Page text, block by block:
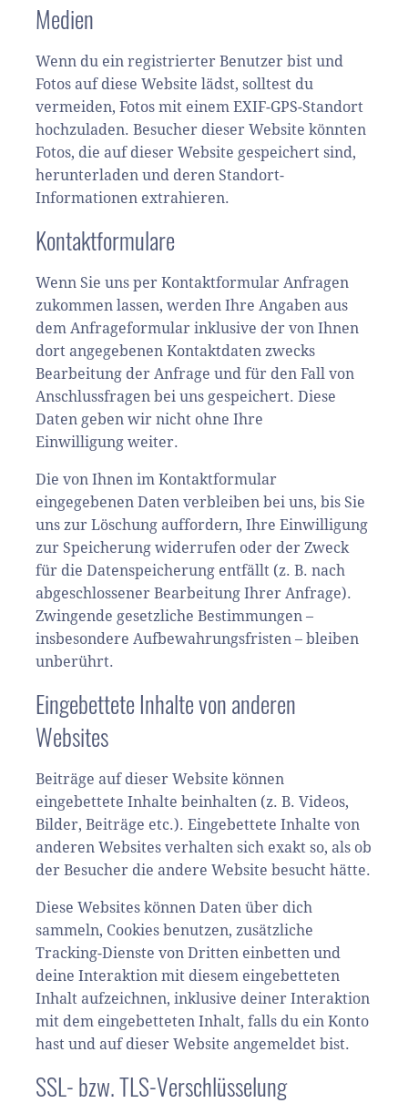
Medien
Wenn du ein registrierter Benutzer bist und
Fotos auf diese Website lädst, solltest du
vermeiden, Fotos mit einem EXIF-GPS-Standort
hochzuladen. Besucher dieser Website könnten
Fotos, die auf dieser Website gespeichert sind,
herunterladen und deren Standort-
Informationen extrahieren.
Kontaktformulare
Wenn Sie uns per Kontaktformular Anfragen
zukommen lassen, werden Ihre Angaben aus
dem Anfrageformular inklusive der von Ihnen
dort angegebenen Kontaktdaten zwecks
Bearbeitung der Anfrage und für den Fall von
Anschlussfragen bei uns gespeichert. Diese
Daten geben wir nicht ohne Ihre
Einwilligung weiter.
Die von Ihnen im Kontaktformular
eingegebenen Daten verbleiben bei uns, bis Sie
uns zur Löschung auffordern, Ihre Einwilligung
zur Speicherung widerrufen oder der Zweck
für die Datenspeicherung entfällt (z. B. nach
abgeschlossener Bearbeitung Ihrer Anfrage).
Zwingende gesetzliche Bestimmungen –
insbesondere Aufbewahrungsfristen – bleiben
unberührt.
Eingebettete Inhalte von anderen
Websites
Beiträge auf dieser Website können
eingebettete Inhalte beinhalten (z. B. Videos,
Bilder, Beiträge etc.). Eingebettete Inhalte von
anderen Websites verhalten sich exakt so, als ob
der Besucher die andere Website besucht hätte.
Diese Websites können Daten über dich
sammeln, Cookies benutzen, zusätzliche
Tracking-Dienste von Dritten einbetten und
deine Interaktion mit diesem eingebetteten
Inhalt aufzeichnen, inklusive deiner Interaktion
mit dem eingebetteten Inhalt, falls du ein Konto
hast und auf dieser Website angemeldet bist.
SSL- bzw. TLS-Verschlüsselung